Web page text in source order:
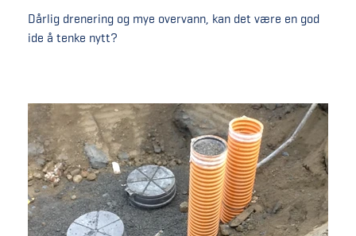
Dårlig drenering og mye overvann, kan det være en god
ide å tenke nytt?